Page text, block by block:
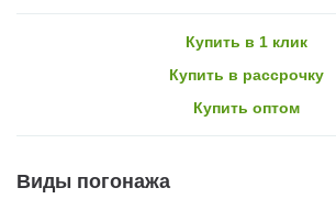
Купить в 1 клик
Купить в рассрочку
Купить оптом
Виды погонажа